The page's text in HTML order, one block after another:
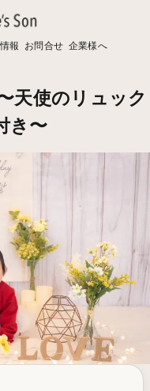
報 お問合せ 企業様へ
天使のリュック
き〜